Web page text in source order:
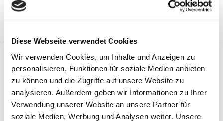
Diese Webseite verwendet Cookies
Wir verwenden Cookies, um Inhalte und Anzeigen zu
personalisieren, Funktionen für soziale Medien anbieten
zu können und die Zugriffe auf unsere Website zu
analysieren. Außerdem geben wir Informationen zu Ihrer
Verwendung unserer Website an unsere Partner für
soziale Medien, Werbung und Analysen weiter. Unsere
E-Mail:info@sbw-bauelemente.de
E-Mail-Adresse*